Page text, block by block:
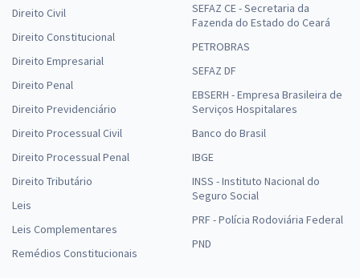
Direito Civil
Direito Constitucional
Direito Empresarial
Direito Penal
Direito Previdenciário
Direito Processual Civil
Direito Processual Penal
Direito Tributário
Leis
Leis Complementares
Remédios Constitucionais
SEFAZ CE - Secretaria da
Fazenda do Estado do Ceará
PETROBRAS
SEFAZ DF
EBSERH - Empresa Brasileira de
Serviços Hospitalares
Banco do Brasil
IBGE
INSS - Instituto Nacional do
Seguro Social
PRF - Polícia Rodoviária Federal
PND